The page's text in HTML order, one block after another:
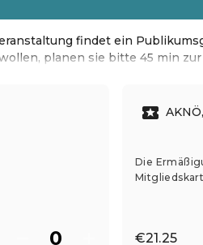
findet ein
planen sie bitte 45 min
Die
€21.25